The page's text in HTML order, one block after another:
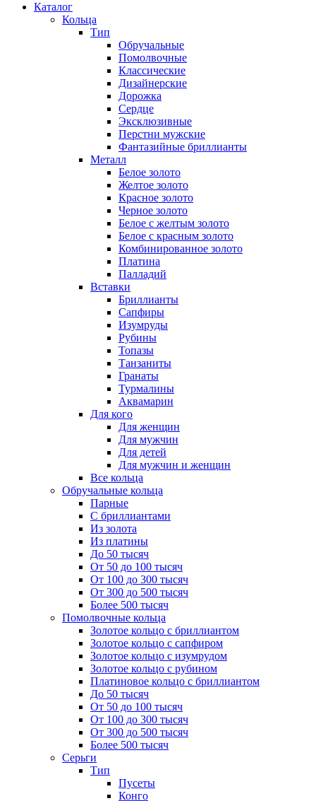
Каталог
Кольца
Тип
Обручальные
Помолвочные
Классические
Дизайнерские
Дорожка
Сердце
Эксклюзивные
Перстни мужские
Фантазийные бриллианты
Металл
Белое золото
Желтое золото
Красное золото
Черное золото
Белое с желтым золото
Белое с красным золото
Комбинированное золото
Платина
Палладий
Вставки
Бриллианты
Сапфиры
Изумруды
Рубины
Топазы
Танзаниты
Гранаты
Турмалины
Аквамарин
Для кого
Для женщин
Для мужчин
Для детей
Для мужчин и женщин
Все кольца
Обручальные кольца
Парные
С бриллиантами
Из золота
Из платины
До 50 тысяч
От 50 до 100 тысяч
От 100 до 300 тысяч
От 300 до 500 тысяч
Более 500 тысяч
Помолвочные кольца
Золотое кольцо с бриллиантом
Золотое кольцо с сапфиром
Золотое кольцо с изумрудом
Золотое кольцо с рубином
Платиновое кольцо с бриллиантом
До 50 тысяч
От 50 до 100 тысяч
От 100 до 300 тысяч
От 300 до 500 тысяч
Более 500 тысяч
Серьги
Тип
Пусеты
Конго